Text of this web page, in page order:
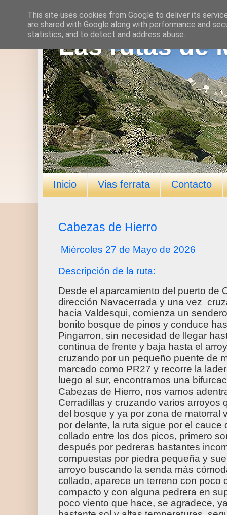
Las rutas de
Inicio Vias ferrata Contacto
Cabezas de Hierro
Miércoles 27 de Mayo de 2026
Descripción de la ruta:
Desde el aparcamiento del puerto de
dirección Navacerrada y una vez
hacia Valdesqui, comienza un
bonito bosque de pinos y conduce
Pingarron, sin necesidad de llegar
continua de frente y baja hasta el
cruzando por un pequeño puente de
marcado como PR27 y recorre la
luego al sur, encontramos una
Cabezas de Hierro, nos vamos
Cerradillas y cruzando varios arroyos
del bosque y ya por zona de matorral
por delante, la ruta sigue por el cauce
collado entre los dos picos, primero
después por pedreras bastantes
compuestas por piedra pequeña y
arroyo buscando la senda más
collado, aparece un terreno con poco
compacto y con alguna pedrera en
poco viento que hace, se agradece,
This site uses cookies from Google to deliver its
are shared with Google along with performance and
statistics, and to detect and address abuse.